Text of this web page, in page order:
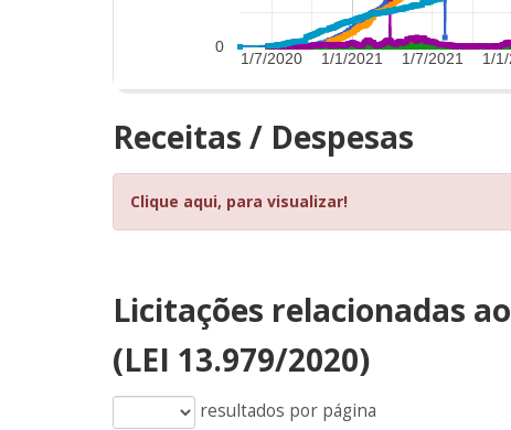
1/1/2021 1/
1/7/2020 1/7/2021
0
Receitas / Despesas
Clique aqui, para visualizar!
Licitações relacionadas
(LEI 13.979/2020)
resultados por página